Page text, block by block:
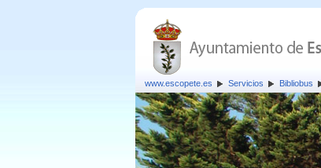
www.escopete.es Servicios Bibliobus